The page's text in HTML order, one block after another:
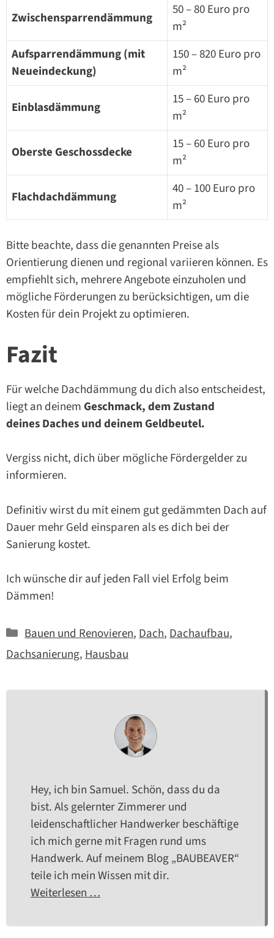
Zwischensparrendämmung
50 – 80 Euro pro
m²
Aufsparrendämmung (mit
Neueindeckung)
150 – 820 Euro pro
m²
Einblasdämmung
15 – 60 Euro pro
m²
Oberste Geschossdecke
15 – 60 Euro pro
m²
Flachdachdämmung
40 – 100 Euro pro
m²
Bitte beachte, dass die genannten Preise als
Orientierung dienen und regional variieren können. Es
empfiehlt sich, mehrere Angebote einzuholen und
mögliche Förderungen zu berücksichtigen, um die
Kosten für dein Projekt zu optimieren.
Fazit
Für welche Dachdämmung du dich also entscheidest,
liegt an deinem Geschmack, dem Zustand
deines Daches und deinem Geldbeutel.
Vergiss nicht, dich über mögliche Fördergelder zu
informieren.
Definitiv wirst du mit einem gut gedämmten Dach auf
Dauer mehr Geld einsparen als es dich bei der
Sanierung kostet.
Ich wünsche dir auf jeden Fall viel Erfolg beim
Dämmen!
Kategorien
Bauen und Renovieren,Dach,Dachaufbau,
Dachsanierung,Hausbau
Hey, ich bin Samuel. Schön, dass du da
bist. Als gelernter Zimmerer und
leidenschaftlicher Handwerker beschäftige
ich mich gerne mit Fragen rund ums
Handwerk. Auf meinem Blog „BAUBEAVER“
teile ich mein Wissen mit dir.
Weiterlesen …